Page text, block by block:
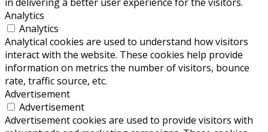
Analytics
Analytics
Analytical cookies are used to understand how visitors
interact with the website. These cookies help provide
information on metrics the number of visitors, bounce
rate, traffic source, etc.
Advertisement
Advertisement
Advertisement cookies are used to provide visitors with